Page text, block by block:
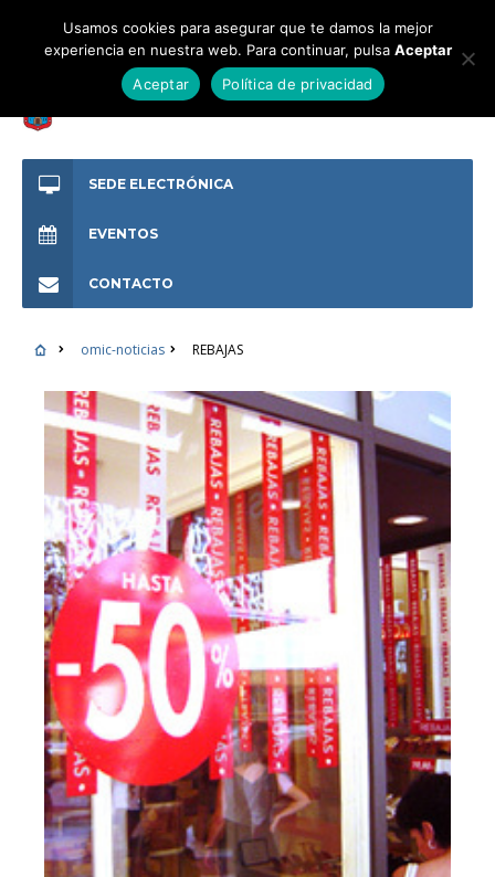
SEDE ELECTRÓNICA
EVENTOS
CONTACTO
omic-noticias REBAJAS
Usamos cookies para asegurar que te damos la mejor
experiencia en nuestra web. Para continuar, pulsa Aceptar
Aceptar
Política de privacidad